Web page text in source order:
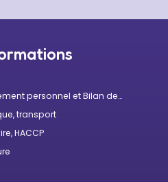
personnel et Bilan de
transport
HACCP